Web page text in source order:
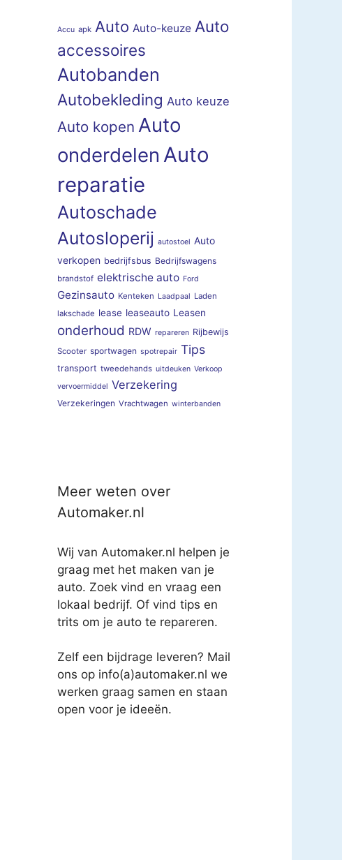
Accu apk Auto Auto-keuze Auto
accessoires
Autobanden
Autobekleding Auto keuze
Auto kopen Auto
onderdelen Auto
reparatie
Autoschade
Autosloperij autostoel Auto
verkopen bedrijfsbus Bedrijfswagens
brandstof elektrische auto Ford
Gezinsauto Kenteken Laadpaal Laden
lakschade lease leaseauto Leasen
onderhoud RDW repareren Rijbewijs
Scooter sportwagen spotrepair Tips
transport tweedehands uitdeuken Verkoop
vervoermiddel Verzekering
Verzekeringen Vrachtwagen winterbanden
Meer weten over
Automaker.nl
Wij van Automaker.nl helpen je
graag met het maken van je
auto. Zoek vind en vraag een
lokaal bedrijf. Of vind tips en
trits om je auto te repareren.
Zelf een bijdrage leveren? Mail
ons op info(a)automaker.nl we
werken graag samen en staan
open voor je ideeën.